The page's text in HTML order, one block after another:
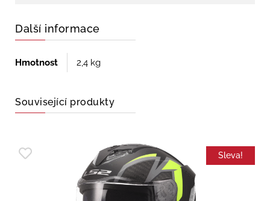
Další informace
Hmotnost 2,4 kg
Související produkty
Sleva!